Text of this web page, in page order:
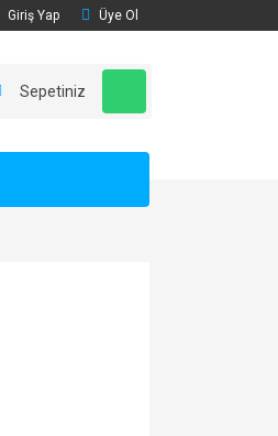
Giriş Yap Üye Ol
Sepetiniz